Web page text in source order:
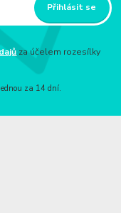
Přihlásit se
za účelem rozesílky
za 14 dní.